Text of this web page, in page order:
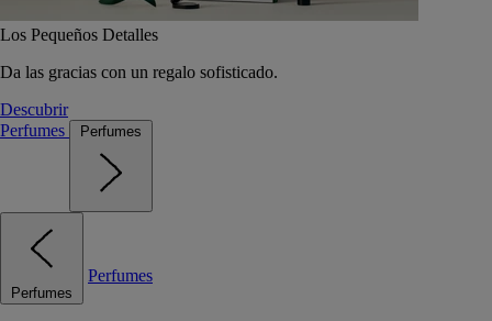
Los Pequeños Detalles
Da las gracias con un regalo sofisticado.
Descubrir
Perfumes
Perfumes
Perfumes
Perfumes